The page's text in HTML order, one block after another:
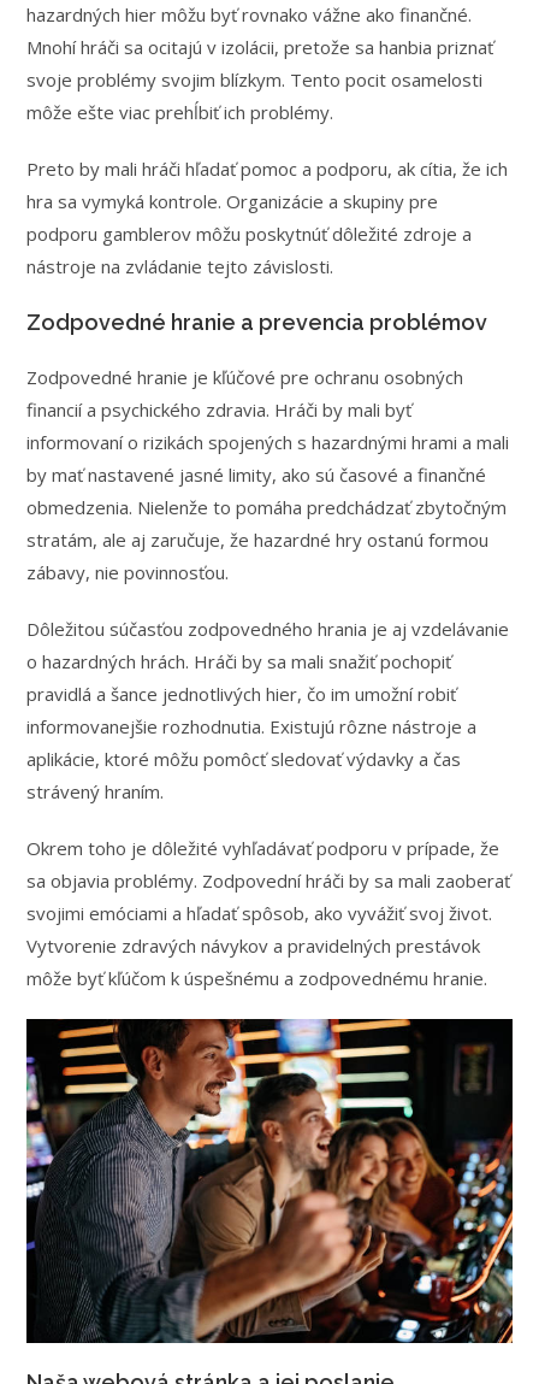
hazardných hier môžu byť rovnako vážne ako finančné.
Mnohí hráči sa ocitajú v izolácii, pretože sa hanbia priznať
svoje problémy svojim blízkym. Tento pocit osamelosti
môže ešte viac prehĺbiť ich problémy.
Preto by mali hráči hľadať pomoc a podporu, ak cítia, že ich
hra sa vymyká kontrole. Organizácie a skupiny pre
podporu gamblerov môžu poskytnúť dôležité zdroje a
nástroje na zvládanie tejto závislosti.
Zodpovedné hranie a prevencia problémov
Zodpovedné hranie je kľúčové pre ochranu osobných
financií a psychického zdravia. Hráči by mali byť
informovaní o rizikách spojených s hazardnými hrami a mali
by mať nastavené jasné limity, ako sú časové a finančné
obmedzenia. Nielenže to pomáha predchádzať zbytočným
stratám, ale aj zaručuje, že hazardné hry ostanú formou
zábavy, nie povinnosťou.
Dôležitou súčasťou zodpovedného hrania je aj vzdelávanie
o hazardných hrách. Hráči by sa mali snažiť pochopiť
pravidlá a šance jednotlivých hier, čo im umožní robiť
informovanejšie rozhodnutia. Existujú rôzne nástroje a
aplikácie, ktoré môžu pomôcť sledovať výdavky a čas
strávený hraním.
Okrem toho je dôležité vyhľadávať podporu v prípade, že
sa objavia problémy. Zodpovední hráči by sa mali zaoberať
svojimi emóciami a hľadať spôsob, ako vyvážiť svoj život.
Vytvorenie zdravých návykov a pravidelných prestávok
môže byť kľúčom k úspešnému a zodpovednému hranie.